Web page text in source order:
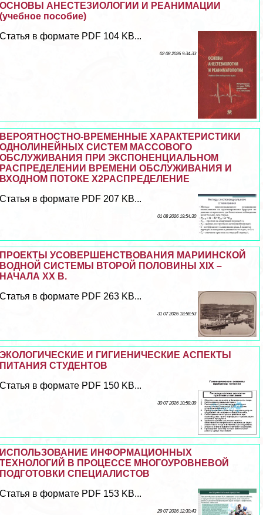
ОСНОВЫ АНЕСТЕЗИОЛОГИИ И РЕАНИМАЦИИ
(учебное пособие)
Статья в формате PDF 104 KB...
02 08 2026 9:34:33
ВЕРОЯТНОСТНО-ВРЕМЕННЫЕ ХАРАКТЕРИСТИКИ
ОДНОЛИНЕЙНЫХ СИСТЕМ МАССОВОГО
ОБСЛУЖИВАНИЯ ПРИ ЭКСПОНЕНЦИАЛЬНОМ
РАСПРЕДЕЛЕНИИ ВРЕМЕНИ ОБСЛУЖИВАНИЯ И
ВХОДНОМ ПОТОКЕ X2РАСПРЕДЕЛЕНИЕ
Статья в формате PDF 207 KB...
01 08 2026 19:54:30
ПРОЕКТЫ УСОВЕРШЕНСТВОВАНИЯ МАРИИНСКОЙ
ВОДНОЙ СИСТЕМЫ ВТОРОЙ ПОЛОВИНЫ XIX –
НАЧАЛА ХХ В.
Статья в формате PDF 263 KB...
31 07 2026 18:58:53
ЭКОЛОГИЧЕСКИЕ И ГИГИЕНИЧЕСКИЕ АСПЕКТЫ
ПИТАНИЯ СТУДЕНТОВ
Статья в формате PDF 150 KB...
30 07 2026 10:58:39
ИСПОЛЬЗОВАНИЕ ИНФОРМАЦИОННЫХ
ТЕХНОЛОГИЙ В ПРОЦЕССЕ МНОГОУРОВНЕВОЙ
ПОДГОТОВКИ СПЕЦИАЛИСТОВ
Статья в формате PDF 153 KB...
29 07 2026 12:30:43